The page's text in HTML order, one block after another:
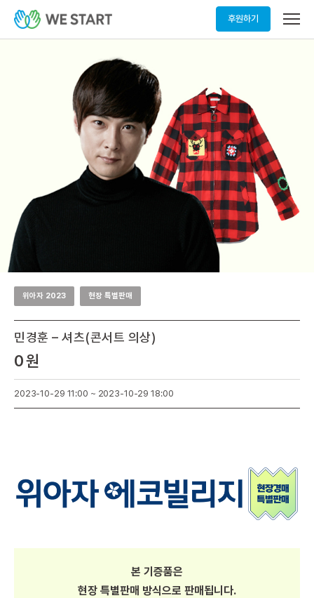
후원하기
메
열
위아자 2023 현장 특별판매
민경훈 – 셔츠(콘서트 의상)
0 원
2023-10-29 11:00 ~ 2023-10-29 18:00
본 기증품은
현장 특별판매 방식으로 판매됩니다.